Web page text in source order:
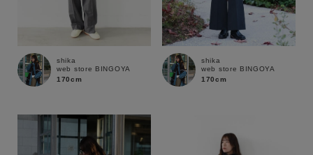
ブランド
shika
web store BINGOYA
170cm
shika
web store BINGOYA
170cm